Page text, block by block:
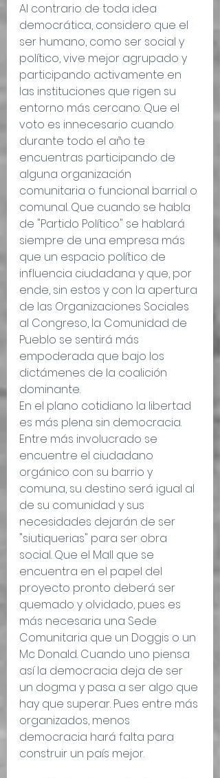
Al contrario de toda idea
democrática, considero que el
ser humano, como ser social y
político, vive mejor agrupado y
participando activamente en
las instituciones que rigen su
entorno más cercano. Que el
voto es innecesario cuando
durante todo el año te
encuentras participando de
alguna organización
comunitaria o funcional barrial o
comunal. Que cuando se habla
de "Partido Político" se hablará
siempre de una empresa más
que un espacio político de
influencia ciudadana y que, por
ende, sin estos y con la apertura
de las Organizaciones Sociales
al Congreso, la Comunidad de
Pueblo se sentirá más
empoderada que bajo los
dictámenes de la coalición
dominante.
En el plano cotidiano la libertad
es más plena sin democracia.
Entre más involucrado se
encuentre el ciudadano
orgánico con su barrio y
comuna, su destino será igual al
de su comunidad y sus
necesidades dejarán de ser
"siutiquerias" para ser obra
social. Que el Mall que se
encuentra en el papel del
proyecto pronto deberá ser
quemado y olvidado, pues es
más necesaria una Sede
Comunitaria que un Doggis o un
Mc Donald. Cuando uno piensa
así la democracia deja de ser
un dogma y pasa a ser algo que
hay que superar. Pues entre más
organizados, menos
democracia hará falta para
construir un país mejor.